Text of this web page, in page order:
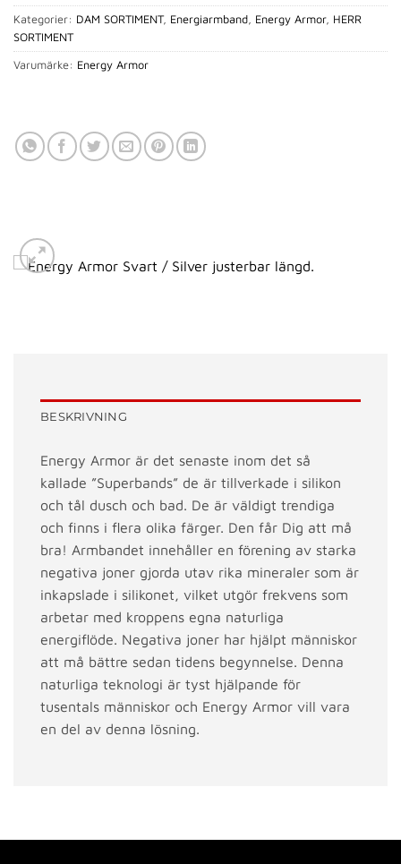
Kategorier: DAM SORTIMENT, Energiarmband, Energy Armor, HERR
SORTIMENT
Varumärke: Energy Armor
BESKRIVNING
Energy Armor är det senaste inom det så
kallade ”Superbands” de är tillverkade i silikon
och tål dusch och bad. De är väldigt trendiga
och finns i flera olika färger. Den får Dig att må
bra! Armbandet innehåller en förening av starka
negativa joner gjorda utav rika mineraler som är
inkapslade i silikonet, vilket utgör frekvens som
arbetar med kroppens egna naturliga
energiflöde. Negativa joner har hjälpt människor
att må bättre sedan tidens begynnelse. Denna
naturliga teknologi är tyst hjälpande för
tusentals människor och Energy Armor vill vara
en del av denna lösning.